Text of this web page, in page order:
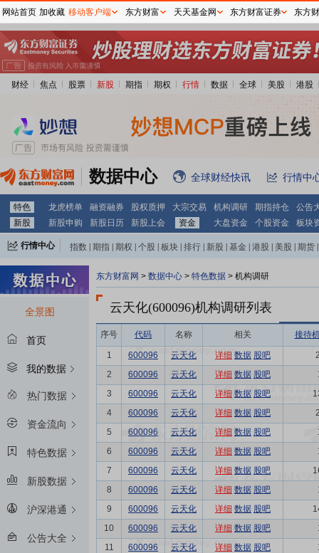
财经 焦点 股票 新股 期指 期权 行情 数据 全球 美股 港股
数据中心 全球财经快讯 行情中
特色 龙虎榜单 融资融券 股权质押 大宗交易 机构调研 期指持仓
公告
新股
新股申购 新股日历 新股上会 资金 大盘资金 个股资金 板块
行情中心 指数 期指 期权 个股 板块 排行 新股 基金 港股 美股 期货
全景图
首页
我的数据
热门数据
资金流向
特色数据
新股数据
沪深港通
公告大全
东方财富网 > 数据中心 > 特色数据 > 机构调研
云天化(600096)机构调研列表
序号 代码 名称 相关 接待
1 600096 云天化 详细 数据 股吧
2
600096 云天化 详细 数据 股吧
3
600096 云天化 详细 数据 股吧
4
600096 云天化 详细 数据 股吧
5
600096 云天化 详细 数据 股吧
6
600096 云天化 详细 数据 股吧
7
600096 云天化 详细 数据 股吧
8
600096 云天化 详细 数据 股吧
9
600096 云天化 详细 数据 股吧
10
600096 云天化 详细 数据 股吧
11
600096 云天化 详细 数据 股吧
网站首页 加收藏 移动客户端 东方财富 天天基金网 东方财富证券 东方